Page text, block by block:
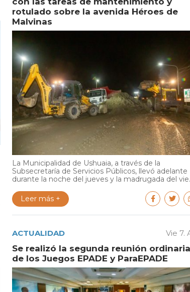
rotulado sobre la avenida Héroes de
Malvinas
La Municipalidad de Ushuaia, a través de la
Subsecretaría de Servicios Públicos, llevó adelante
durante la noche del jueves y la madrugada del
Leer más +
ACTUALIDAD Vie 7.
Se realizó la segunda reunión ordinaria
de los Juegos EPADE y ParaEPADE